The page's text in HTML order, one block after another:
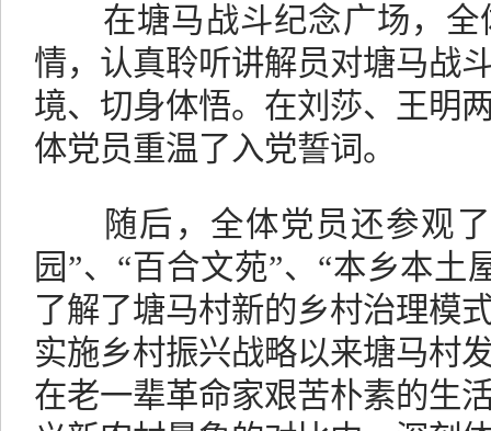
在塘马战斗纪念广场，全
情，认真聆听讲解员对塘马战
境、切身体悟。在刘莎、王明
体党员重温了入党誓词。
随后，全体党员还参观了
园”、“百合文苑”、“本乡本
了解了塘马村新的乡村治理模
实施乡村振兴战略以来塘马村
在老一辈革命家艰苦朴素的生